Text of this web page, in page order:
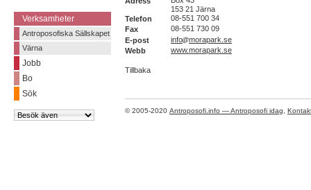
Verksamheter
Antroposofiska Sällskapet
Värna
Jobb
Bo
Sök
153 21 Järna
Telefon
08-551 700 34
Fax
08-551 730 09
E-post
info
morapark.se
Webb
www.morapark.se
Tillbaka
© 2005-2020 Antroposofi.info — Antroposofi idag,